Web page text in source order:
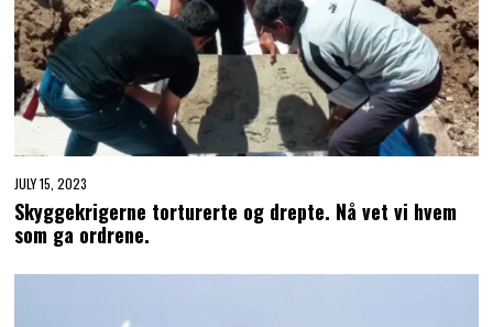
JULY 15, 2023
Skyggekrigerne torturerte og drepte. Nå vet vi hvem
som ga ordrene.